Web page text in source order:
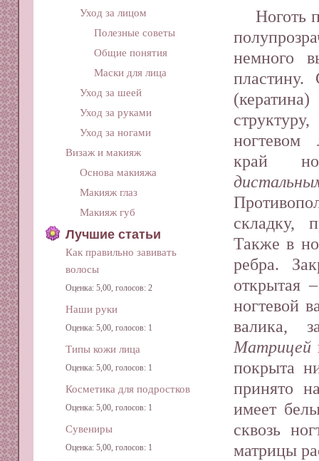
Ноготь
немного
пластину.
ногтевом
край
складку,
Также в
ребра.
открытая
ногтевой
валика,
Матрицей
покрыта
принято
имеет
сквозь
матрицы
Уход за лицом
Полезные советы
Общие понятия
Маски для лица
Уход за шеей
Уход за руками
Уход за ногами
Визаж и макияж
Основа макияжа
Макияж глаз
Макияж губ
Лучшие статьи
Как правильно завивать
волосы
Оценка: 5,00, голосов: 2
Наши руки
Оценка: 5,00, голосов: 1
Типы кожи лица
Оценка: 5,00, голосов: 1
Косметика для подростков
Оценка: 5,00, голосов: 1
Сувениры
Оценка: 5,00, голосов: 1